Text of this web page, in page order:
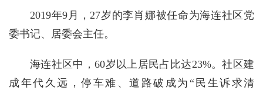
2019年9月，27岁的李肖娜被任命为海连社区党
委书记、居委会主任。
海连社区中，60岁以上居民占比达23%。社区建
成年代久远，停车难、道路破成为“民生诉求清